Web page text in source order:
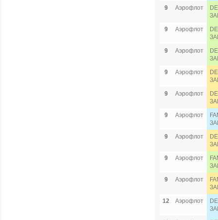
9
Аэрофлот
9
Аэрофлот
9
Аэрофлот
9
Аэрофлот
9
Аэрофлот
9
Аэрофлот
9
Аэрофлот
9
Аэрофлот
9
Аэрофлот
12
Аэрофлот